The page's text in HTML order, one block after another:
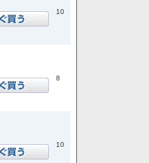
10
8
10